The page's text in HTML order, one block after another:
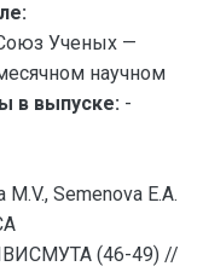
Ученых —
научном
в выпуске: -
M.V., Semenova E.A.
(46-49) //